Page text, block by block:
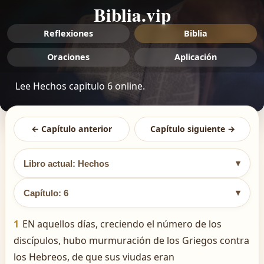
Biblia.vip
Reflexiones Biblia
Oraciones Aplicación
Lee Hechos capitulo 6 online.
← Capítulo anterior Capítulo siguiente →
Libro actual: Hechos ▾
Capítulo: 6 ▾
1 EN aquellos días, creciendo el número de los
discípulos, hubo murmuración de los Griegos contra
los Hebreos, de que sus viudas eran